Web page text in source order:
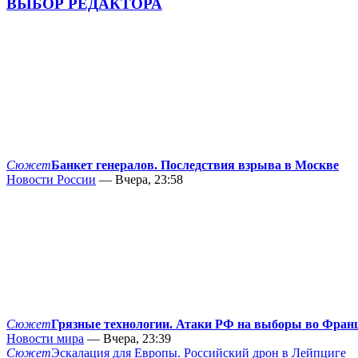
ВЫБОР РЕДАКТОРА
СюжетБанкет генералов. Последствия взрыва в Москве
Новости России — Вчера, 23:58
СюжетГрязные технологии. Атаки РФ на выборы во
Новости мира — Вчера, 23:39
СюжетЭскалация для Европы. Российский дрон в Лейпциге